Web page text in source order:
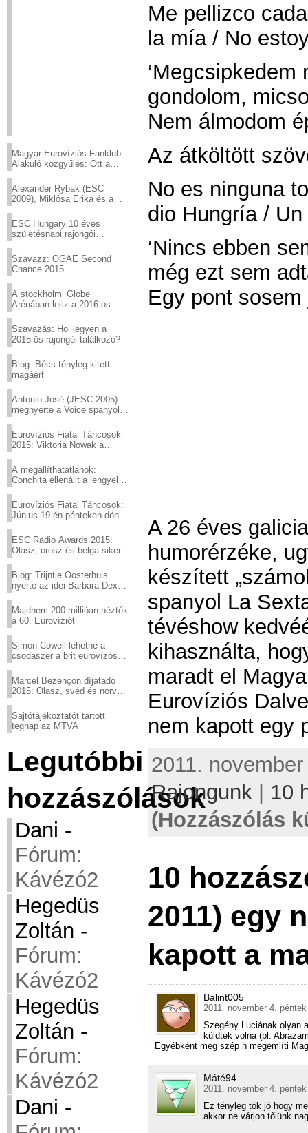
Magyar Eurovíziós Fanklub –
Alakuló közgyűlés: Ott a
Alexander Rybak (ESC
2009), Miklósa Erika és a
sztárjai a Margitszigeten
ESC Hungary 10 éves
születésnapi rajongói
Szavazz: OGAE Second
Chance 2015
A stockholmi Globe
Arénában lesz a 2016-os
Szavazás: Hol legyen a
2015-ös rajongói találkozó?
Blog: Bécs tényleg kitett
magáért
Antonio José (JESC 2005)
megnyerte a Voice spanyol
Eurovíziós Fiatal Táncosok
2015: Viktoria Nowak a
A megállíthatatlanok:
Conchita ellenállt a lengyel
Eurovíziós Fiatal Táncosok:
Június 19-én pénteken döntő
ESC Radio Awards 2015:
Olasz, orosz és belga siker,
Blog: Trijntje Oosterhuis
nyerte az idei Barbara Dex
Majdnem 200 millióan nézték
a 60. Eurovíziót
Simon Cowell lehetne a
csodaszer a brit eurovízós
Marcel Bezençon díjátadó
2015: Olasz, svéd és norvég
Sajtótájékoztatót tartott
tegnap az MTVA
Legutóbbi
hozzászólások
Dani -
Fórum:
Kávézó2
Hegedüs
Zoltán -
Fórum:
Kávézó2
Hegedüs
Zoltán -
Fórum:
Kávézó2
Dani -
Me pellizco
la mía / No
gondolom,
Nem álmodom
Az átköltött
No es ninguna
dio Hungría /
‘Nincs ebben
még ezt sem
Egy pont sosem
A 26 éves
humorérzéke,
készített
spanyol La
tévéshow
kihasználta,
maradt el
Eurovíziós
nem kapott egy
2011.
Rajongunk
10
(Hozzászólás
10
2011) egy
kapott a
Balint005
2011. november 4.
Szegény Luciának olyan
küldték volna (pl.
Egyébként meg szép h megemlíti
Máté94
2011. november 4.
Ez tényleg tök jó hogy
akkor ne várjon tőlünk